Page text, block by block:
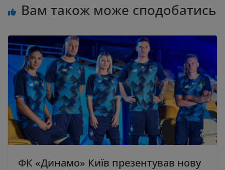
Вам також може сподобатись
ФК «Динамо» Київ презентував нову